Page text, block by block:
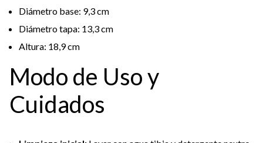
Diámetro base: 9,3 cm
Diámetro tapa: 13,3 cm
Altura: 18,9 cm
Modo de Uso y
Cuidados